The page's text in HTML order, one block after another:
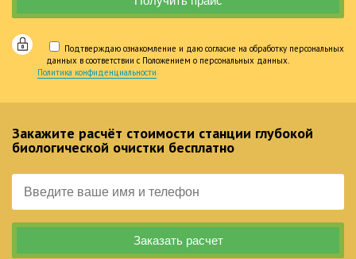
Подтверждаю ознакомление и даю согласие на обработку персональных
данных в соответствии с Положением о персональных данных.
Политика конфиденциальности
Закажите расчёт стоимости станции глубокой
биологической очистки бесплатно